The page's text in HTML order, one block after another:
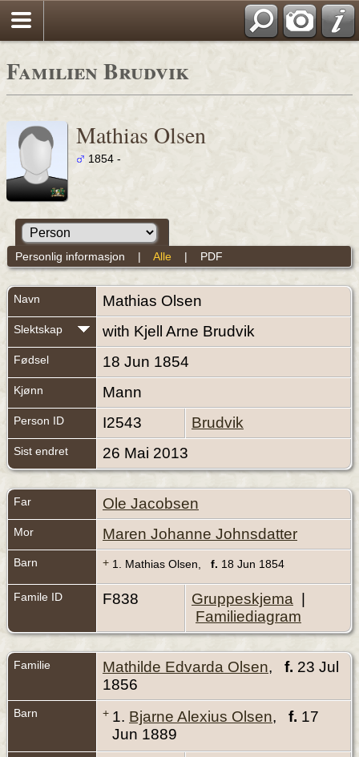
Familien Brudvik
Mathias Olsen
1854 -
Personlig informasjon | Alle | PDF
Navn Mathias Olsen
Slektskap with Kjell Arne Brudvik
Fødsel 18 Jun 1854
Kjønn Mann
Person ID I2543 Brudvik
Sist endret 26 Mai 2013
Far Ole Jacobsen
Mor Maren Johanne Johnsdatter
Barn + 1. Mathias Olsen, f. 18 Jun 1854
Famile ID F838 Gruppeskjema
Familiediagram
Familie Mathilde Edvarda Olsen, f. 23 Jul
1856
Barn + 1. Bjarne Alexius Olsen, f. 17
Jun 1889